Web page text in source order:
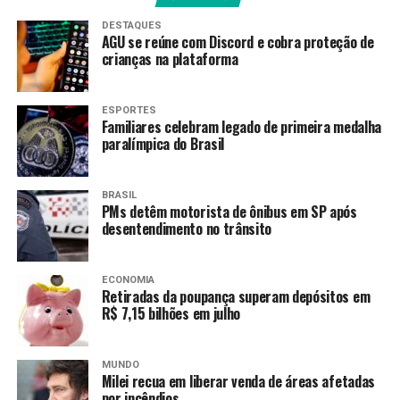
programa coordenado pelo Ministério das
Comunicações com o objetivo de ampliar o acesso à
televisão digital aberta e gratuita em todo o país. A
implantação da emissora contou com investimento
federal de R$ 430 mil em equipamentos e infraestrutura
de transmissão das duas redes de comunicação pública:
RNCP e Rede Legislativa.
Instalada em Venâncio Aires, município com
aproximadamente 68 mil habitantes e conhecido como a
Capital Nacional do Chimarrão, a nova emissora
representa um marco para a região dos Vales do Rio
Grande do Sul. Com a entrada em operação, a população
venâncio-airense passa a contar com sinal digital de alta
qualidade e poderá assistir à programação da
Brasil pelo canal 2.1 e aos canais da Rede
Legislativa pelo canal 9.
DESTAQUES
AGU se reúne com Discord e cobra proteção de
crianças na plataforma
ESPORTES
Familiares celebram legado de primeira medalha
paralímpica do Brasil
BRASIL
PMs detêm motorista de ônibus em SP após
desentendimento no trânsito
ECONOMIA
Retiradas da poupança superam depósitos em
R$ 7,15 bilhões em julho
MUNDO
Milei recua em liberar venda de áreas afetadas